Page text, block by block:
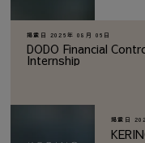
掲載日 2026年 08月 06日
DODO Financial
Internship
掲載日